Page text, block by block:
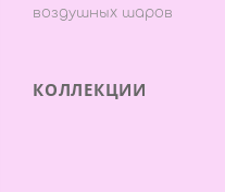
воздушных шаров
КОЛЛЕКЦИИ